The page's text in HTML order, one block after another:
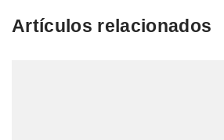
Artículos relacionados